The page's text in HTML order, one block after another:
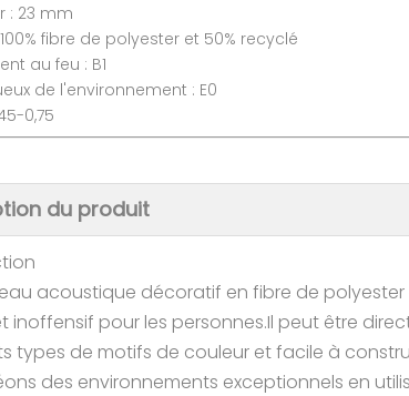
: 23 mm
fibre de polyester et 50% recyclé
au feu : B1
de l'environnement : E0
0,75
du produit
acoustique décoratif en fibre de
inoffensif pour les personnes.Il peut être
types de motifs de couleur et facile à
des environnements exceptionnels en